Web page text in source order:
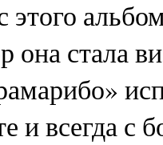
она стала
и всегда с